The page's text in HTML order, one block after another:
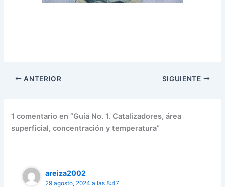
ANTERIOR SIGUIENTE
1 comentario en “Guía No. 1. Catalizadores, área
superficial, concentración y temperatura”
areiza2002
29 agosto, 2024 a las 8:47